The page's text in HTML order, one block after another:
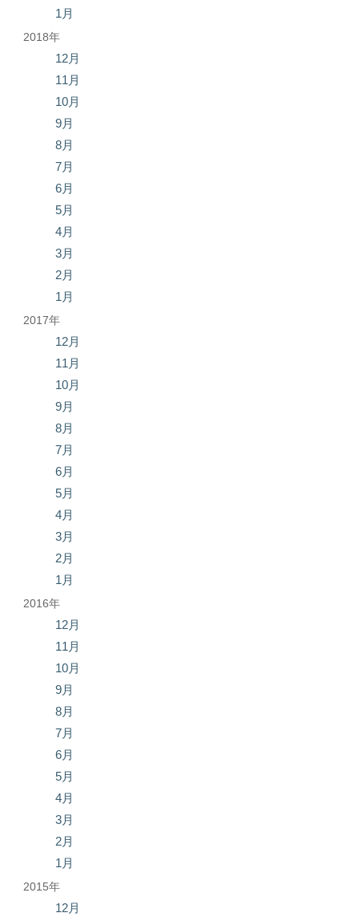
1月
2018年
12月
11月
10月
9月
8月
7月
6月
5月
4月
3月
2月
1月
2017年
12月
11月
10月
9月
8月
7月
6月
5月
4月
3月
2月
1月
2016年
12月
11月
10月
9月
8月
7月
6月
5月
4月
3月
2月
1月
2015年
12月